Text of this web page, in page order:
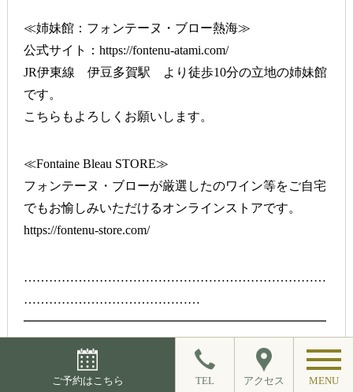
ご予約はこちら TEL アクセス MENU
≪姉妹館：フォンテーヌ・ブロー熱海≫
公式サイト： https://fontenu-atami.com/
JR伊東線 伊豆多賀駅 より徒歩10分の立地の姉妹館
です。
こちらもよろしくお願いします。
≪Fontaine Bleau STORE≫
フォンテーヌ・ブローが厳選したのワイン等をご自宅
でもお愉しみいただけるオンラインストアです。
https://fontenu-store.com/
………………………………………………………………
……………………………………
━━━━━━━━━━━━━━━━━━━━━━━━